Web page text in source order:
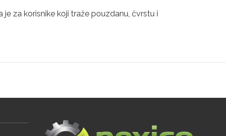
za korisnike koji traže pouzdanu, čvrstu i